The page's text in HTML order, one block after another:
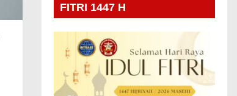
FITRI 1447 H